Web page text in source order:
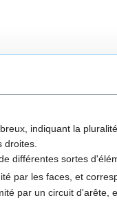
indiquant la
droites.
différentes sortes
par les faces, et
par un circuit d'arête,